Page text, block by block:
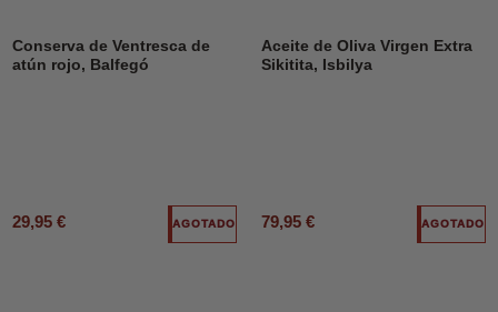
Conserva de Ventresca de
atún rojo, Balfegó
29,95 € AGOTADO
Aceite de Oliva Virgen Extra
Sikitita, Isbilya
79,95 € AGOTADO